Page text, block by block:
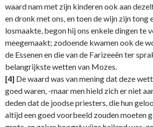
waard nam met zijn kinderen ook aan
en dronk met ons, en toen de wijn zijn tong
losmaakte, begon hij ons enkele dingen te
meegemaakt; zodoende kwamen ook de
de Essenen en die van de Farizeeën ter
belangrijkste wetten van Mozes.
[4] De waard was van mening dat deze
goed waren, -maar men hield zich er niet
deden dat de joodse priesters, die hun
altijd een goed voorbeeld zouden moeten